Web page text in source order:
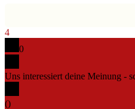
4
0
Uns interessiert deine Meinung -
()